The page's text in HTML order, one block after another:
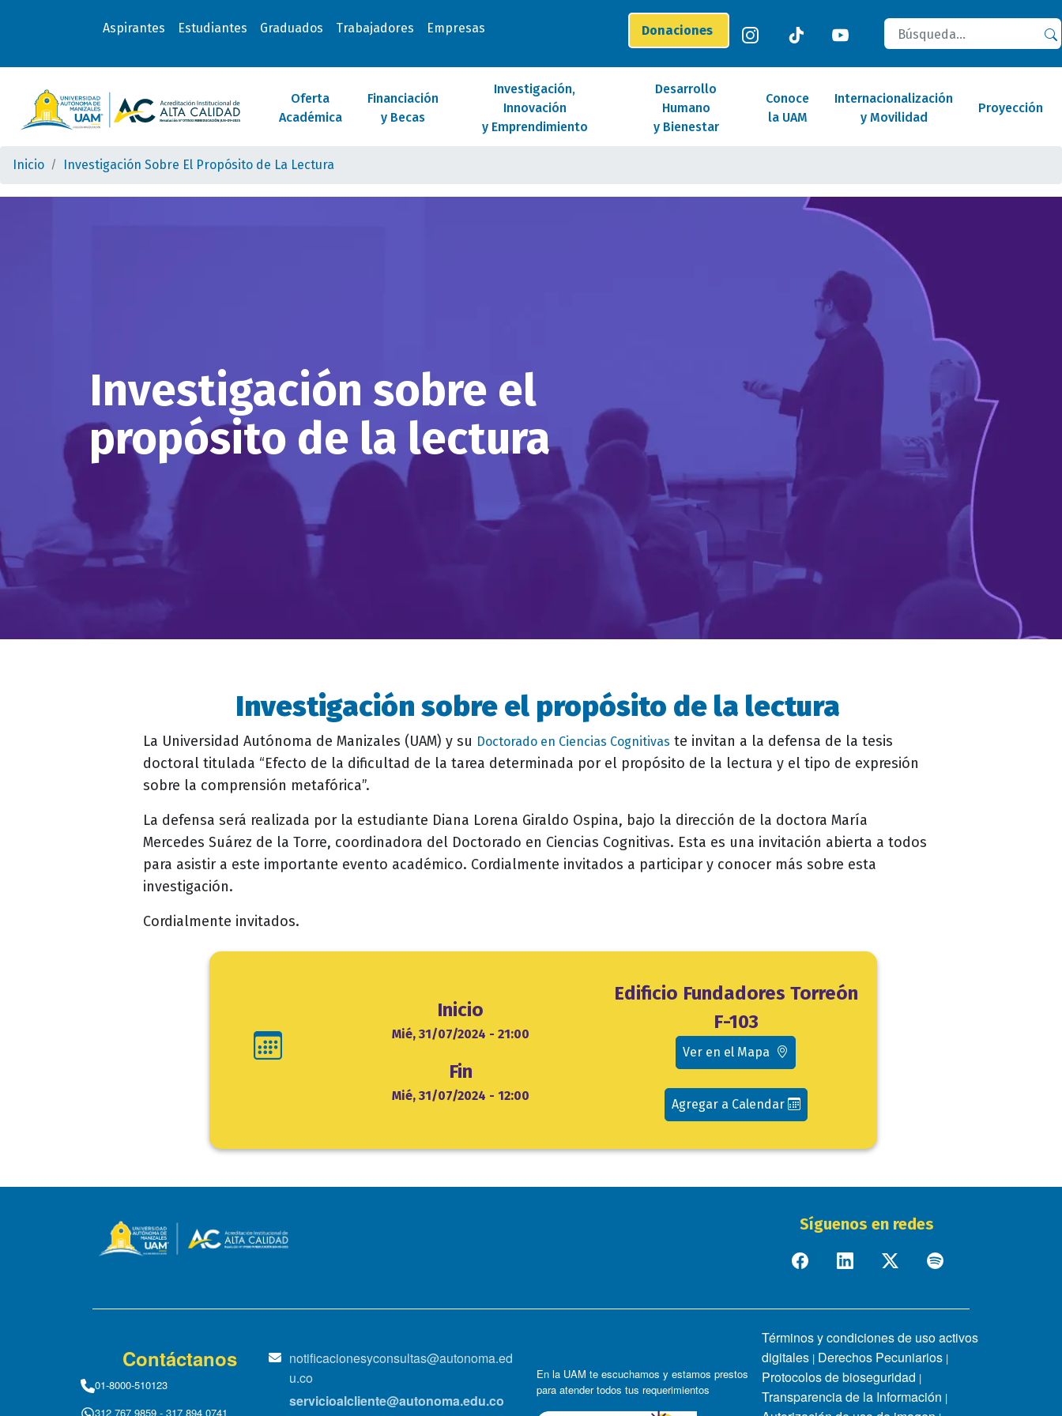
Aspirantes Estudiantes Graduados Trabajadores Empresas Donaciones
Buscar
Oferta
Académica
Financiación
y Becas
Investigación,
Innovación
y Emprendimiento
Desarrollo
Humano
y Bienestar
Conoce
la UAM
Internacionalización
y Movilidad
Proyección
Inicio Investigación Sobre El Propósito de La Lectura
Investigación sobre el
propósito de la lectura
Investigación sobre el propósito de la lectura
La Universidad Autónoma de Manizales (UAM) y su Doctorado en Ciencias Cognitivas te invitan a la defensa de la tesis
doctoral titulada “Efecto de la dificultad de la tarea determinada por el propósito de la lectura y el tipo de expresión
sobre la comprensión metafórica”.
La defensa será realizada por la estudiante Diana Lorena Giraldo Ospina, bajo la dirección de la doctora María
Mercedes Suárez de la Torre, coordinadora del Doctorado en Ciencias Cognitivas. Esta es una invitación abierta a todos
para asistir a este importante evento académico. Cordialmente invitados a participar y conocer más sobre esta
investigación.
Cordialmente invitados.
Inicio
Mié, 31/07/2024 - 21:00
Fin
Mié, 31/07/2024 - 12:00
Ubicación
Edificio Fundadores Torreón
F-103
Ver en el Mapa
Agregar a Calendar
Síguenos en redes
Contáctanos
01-8000-510123
312 767 9859 - 317 894 0741
notificacionesyconsultas@autonoma.ed
u.co
servicioalcliente@autonoma.edu.co
En la UAM te escuchamos y estamos prestos
para atender todos tus requerimientos
Términos y condiciones de uso activos
digitales | Derechos Pecuniarios |
Protocolos de bioseguridad |
Transparencia de la Información |